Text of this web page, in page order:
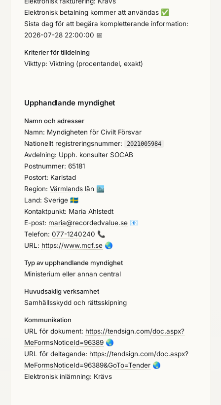
Elektronisk betalning kommer att användas ✅
Sista dag för att begära kompletterande information:
2026-07-28 22:00:00 📅
Kriterier för tilldelning
Vikttyp: Viktning (procentandel, exakt)
Upphandlande myndighet
Namn och adresser
Namn: Myndigheten för Civilt Försvar
Nationellt registreringsnummer:
2021005984
Avdelning: Upph. konsulter SOCAB
Postnummer: 65181
Postort: Karlstad
Region: Värmlands län 🏙️
Land: Sverige 🇸🇪
Kontaktpunkt: Maria Ahlstedt
E-post: maria@recordedvalue.se 📧
Telefon: 077-1240240 📞
URL: https://www.mcf.se 🌏
Typ av upphandlande myndighet
Ministerium eller annan central
Huvudsaklig verksamhet
Samhällsskydd och rättsskipning
Kommunikation
URL för dokument: https://tendsign.com/doc.aspx?
MeFormsNoticeId=96389 🌏
URL för deltagande: https://tendsign.com/doc.aspx?
MeFormsNoticeId=96389&GoTo=Tender 🌏
Elektronisk inlämning: Krävs